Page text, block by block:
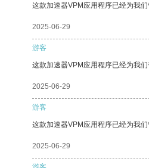
这款加速器VPM应用程序已经为我们
2025-06-29
游客
这款加速器VPM应用程序已经为我
2025-06-29
游客
这款加速器VPM应用程序已经为我
2025-06-29